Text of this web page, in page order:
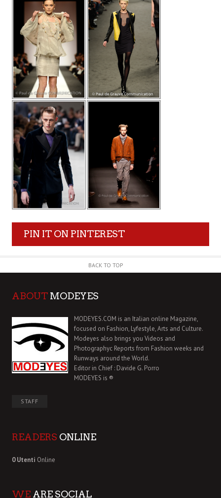
PIN IT ON PINTEREST
BACK TO TOP
ABOUT MODEYES
MODEYES.COM is an Italian online Magazine,
focused on Fashion, Lyfestyle, Arts and Culture.
Modeyes also brings you Videos and
Photographyc Reports from Fashion weeks and
Runways around the World.
Editor in Chief : Davide G. Porro
MODEYES is ®
STAFF
READERS ONLINE
0 Utenti Online
WE ARE SOCIAL